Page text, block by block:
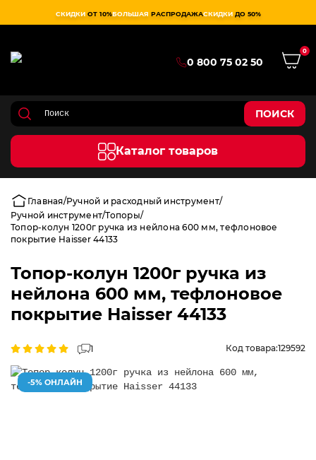
СКИДКИ ОТ 10%БОЛЬШАЯ РАСПРОДАЖАСКИДКИ ДО 50%
0 800 75 02 50
0
ПОИСК
Каталог товаров
Главная Ручной и расходный инструмент
Ручной инструмент Топоры
Топор-колун 1200г ручка из нейлона 600 мм, тефлоновое
покрытие Haisser 44133
Топор-колун 1200г ручка из
нейлона 600 мм, тефлоновое
покрытие Haisser 44133
1 Код товара:129592
-5% ОНЛАЙН